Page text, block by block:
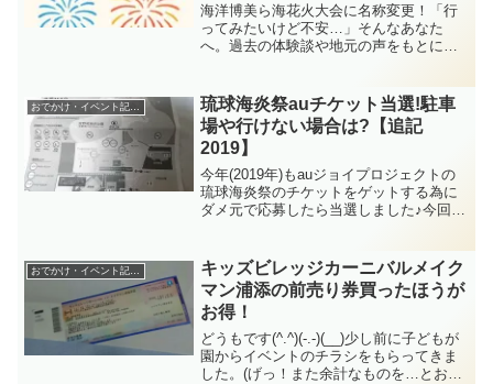
海洋博美ら海花火大会に名称変更！「行
ってみたいけど不安…」そんなあなた
へ。過去の体験談や地元の声をもとに、
琉球海炎祭auチケット当選!駐車
場や行けない場合は?【追記
2019】
今年(2019年)もauジョイプロジェクトの
琉球海炎祭のチケットをゲットする為に
ダメ元で応募したら当選しました♪今回も
おでかけ・イベント記録！
キッズビレッジカーニバルメイク
マン浦添の前売り券買ったほうが
お得！
どうもです(^.^)(-.-)(__)少し前に子どもが
園からイベントのチラシをもらってきま
した。(げっ！また余計なものを…とおも